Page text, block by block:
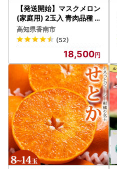
【発送開始】マスクメロン
(家庭用) 2玉入 青肉品種
高級メロン！ ／ マスクメ
ロン 果物 フルーツ ギフト
農家直送 tn-0025
高知県香南市
(52)
18,500